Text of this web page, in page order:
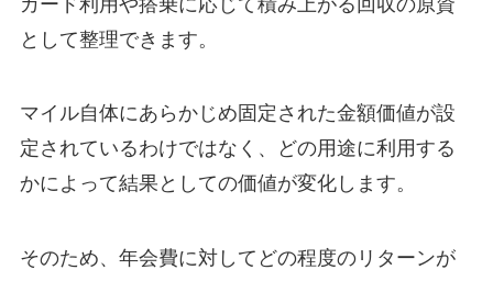
として整理できます。
マイル自体にあらかじめ固定された金額価値が設
定されているわけではなく、どの用途に利用する
かによって結果としての価値が変化します。
そのため、年会費に対してどの程度のリターンが